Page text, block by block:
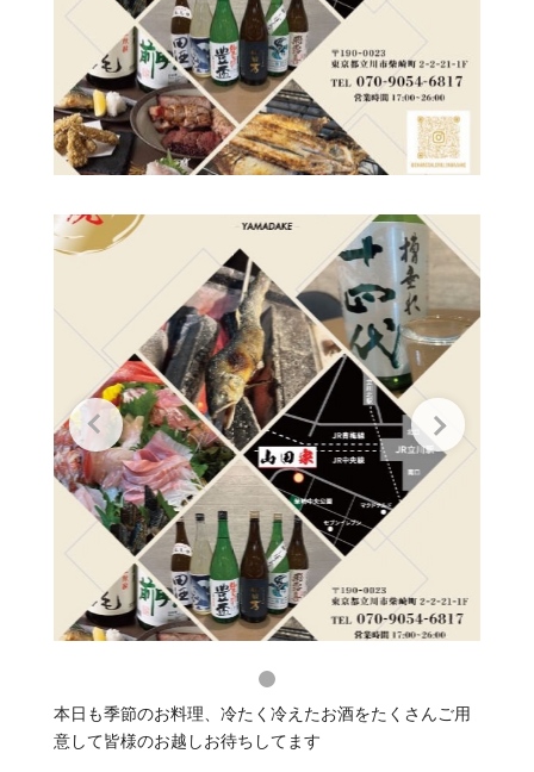
本日も季節のお料理、冷たく冷えたお酒をたくさんご用
意して皆様のお越しお待ちしてます